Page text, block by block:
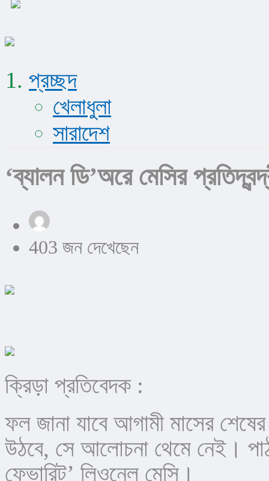
প্রচ্ছদ
খেলাধুলা
সারাদেশ
‘ব্যালন ডি’অরে মেসির
403 জন দেখেছেন
ক্রিড়া প্রতিবেদক :
ফল জানা যাবে আগামী মাসের
উঠবে, সে আলোচনা থেমে নেই।
ফেভারিট’ লিওনেল মেসি।